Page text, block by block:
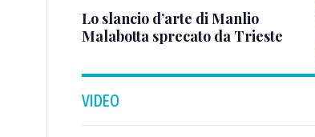
Lo slancio d’arte di Manlio
Malabotta sprecato da Trieste
VIDEO